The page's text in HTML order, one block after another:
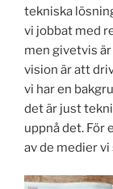
tekniska
vi jobbat med
men givetvis
vision är att
vi har en
det är just
uppnå det. För
av de medier